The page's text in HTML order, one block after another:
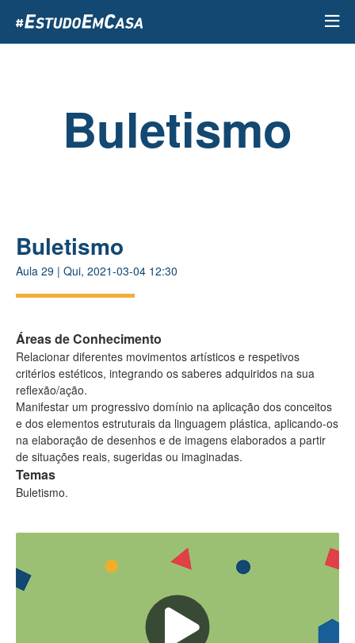
para
o
Buletismo
Buletismo
Aula 29 | Qui, 2021-03-04 12:30
Áreas de Conhecimento
Relacionar diferentes movimentos artísticos e respetivos
critérios estéticos, integrando os saberes adquiridos na sua
reflexão/ação.
Manifestar um progressivo domínio na aplicação dos conceitos
e dos elementos estruturais da linguagem plástica, aplicando-os
na elaboração de desenhos e de imagens elaborados a partir
de situações reais, sugeridas ou imaginadas.
Temas
Buletismo.